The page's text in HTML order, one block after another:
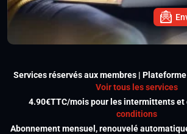
Services réservés aux membres |
Voir tous les services
4.90€TTC/mois pour les intermittents et
conditions
Abonnement mensuel, renouvelé